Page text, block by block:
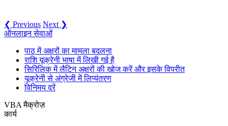
❮ Previous Next ❯
ऑनलाइन सेवाओं
पाठ में अक्षरों का मामला बदलना
राशि यूक्रेनी भाषा में लिखी गई है
सिरिलिक में लैटिन अक्षरों की खोज करें और इसके विपरीत
यूक्रेनी से अंग्रेजी में लिप्यंतरण
विनिमय दरें
VBA मैक्रोज़
कार्य